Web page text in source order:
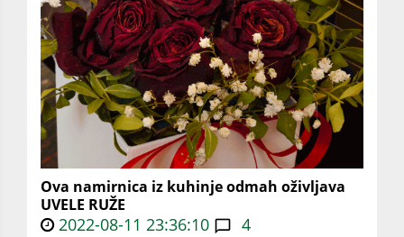
Ova namirnica iz kuhinje odmah oživljava
UVELE RUŽE
2022-08-11 23:36:10 4